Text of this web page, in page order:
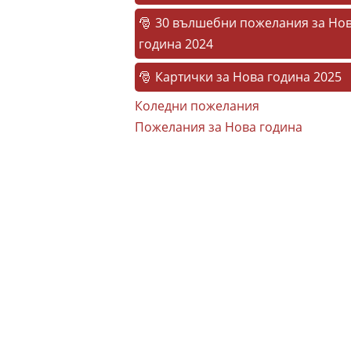
30 вълшебни пожелания за
година 2024
Картички за Нова година 2025
Коледни пожелания
Пожелания за Нова година